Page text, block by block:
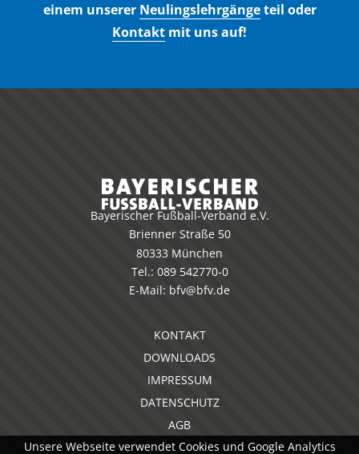
einem unserer Neulingslehrgängeteil oder
Kontakt mit uns auf!
Bayerischer Fußball-Verband e.V.
Brienner Straße 50
80333 München
Tel.: 089 542770-0
E-Mail: bfv@bfv.de
KONTAKT
DOWNLOADS
IMPRESSUM
DATENSCHUTZ
AGB
Unsere Webseite verwendet Cookies und Google Analytics